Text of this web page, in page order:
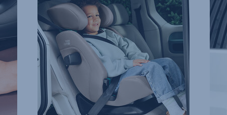
CALMA
CON
EASYRECLINE,
1
9
–